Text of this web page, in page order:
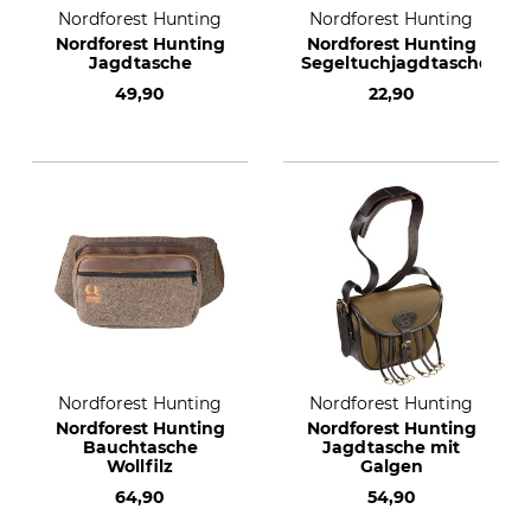
Nordforest Hunting
Nordforest Hunting
Jagdtasche
49,90
Nordforest Hunting
Nordforest Hunting
Segeltuchjagdtasche
22,90
Nordforest Hunting
Nordforest Hunting
Bauchtasche
Wollfilz
64,90
Nordforest Hunting
Nordforest Hunting
Jagdtasche mit
Galgen
54,90